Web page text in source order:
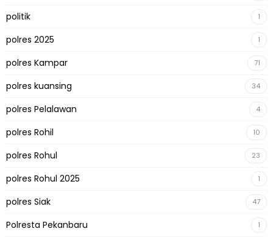
politik 1
polres 2025 1
polres Kampar 71
polres kuansing 34
polres Pelalawan 4
polres Rohil 10
polres Rohul 23
polres Rohul 2025 1
polres Siak 47
Polresta Pekanbaru 1